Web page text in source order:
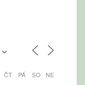
ČT PÁ SO NE